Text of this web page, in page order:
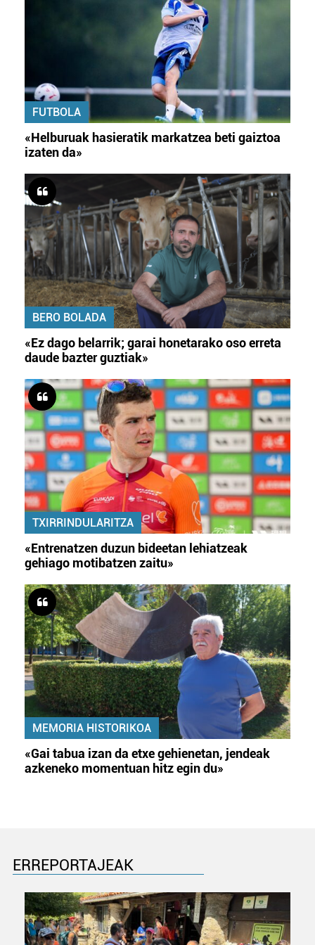
FUTBOLA
«Helburuak hasieratik markatzea beti gaiztoa
izaten da»
BERO BOLADA
«Ez dago belarrik; garai honetarako oso erreta
daude bazter guztiak»
TXIRRINDULARITZA
«Entrenatzen duzun bideetan lehiatzeak
gehiago motibatzen zaitu»
MEMORIA HISTORIKOA
«Gai tabua izan da etxe gehienetan, jendeak
azkeneko momentuan hitz egin du»
ERREPORTAJEAK